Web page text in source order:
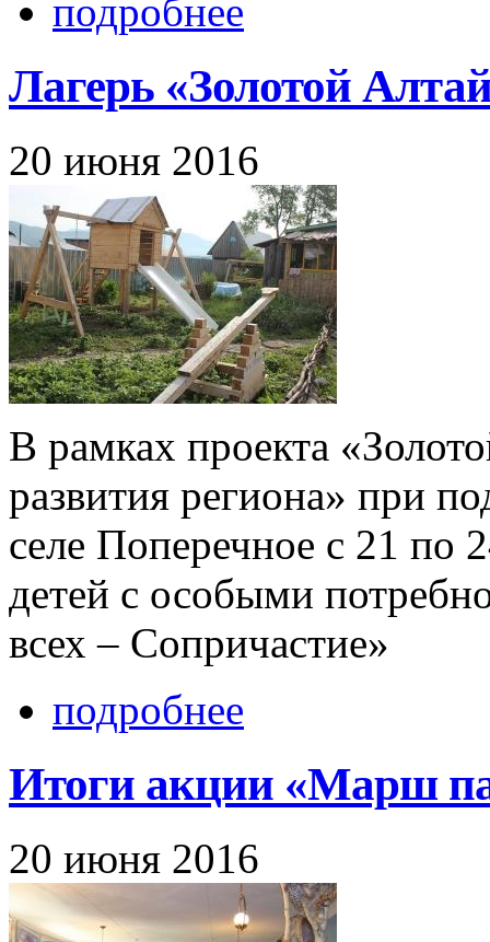
подробнее
Лагерь «Золотой
20 июня 2016
В рамках проекта
развития региона» при
селе Поперечное с 21 по
детей с особыми
всех – Сопричастие»
подробнее
Итоги акции «Марш
20 июня 2016